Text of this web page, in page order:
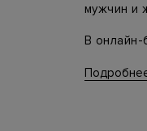
мужчин и
В